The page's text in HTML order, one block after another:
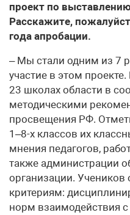
проект по
Расскажите,
года апробации.
– Мы стали одним из 7
участие в этом
23 школах области в
методическими
просвещения РФ.
1–8-х классов их
мнения педагогов,
также администрации
организации.
критериям:
норм взаимодействия